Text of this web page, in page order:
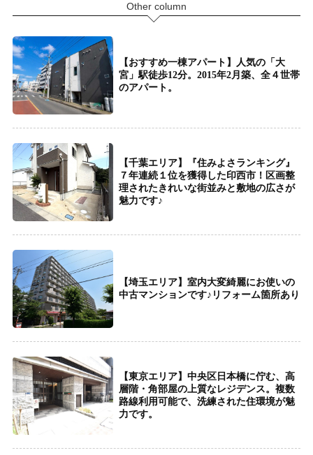
Other column
【おすすめ一棟アパート】人気の「大
宮」駅徒歩12分。2015年2月築、全４世帯
のアパート。
【千葉エリア】『住みよさランキング』
７年連続１位を獲得した印西市！区画整
理されたきれいな街並みと敷地の広さが
魅力です♪
【埼玉エリア】室内大変綺麗にお使いの
中古マンションです♪リフォーム箇所あり
【東京エリア】中央区日本橋に佇む、高
層階・角部屋の上質なレジデンス。複数
路線利用可能で、洗練された住環境が魅
力です。